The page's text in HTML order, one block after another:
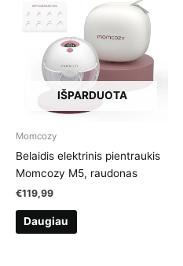
IŠPARDUOTA
Momcozy
Belaidis elektrinis pientraukis
Momcozy M5, raudonas
€119,99
Daugiau